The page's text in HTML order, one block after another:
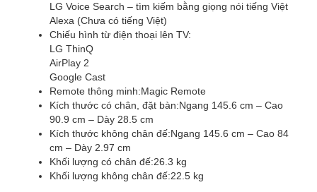
LG Voice Search – tìm kiếm bằng giọng nói tiếng Việt
Alexa (Chưa có tiếng Việt)
Chiếu hình từ điện thoại lên TV:
LG ThinQ
AirPlay 2
Google Cast
Remote thông minh:Magic Remote
Kích thước có chân, đặt bàn:Ngang 145.6 cm – Cao
90.9 cm – Dày 28.5 cm
Kích thước không chân đế:Ngang 145.6 cm – Cao 84
cm – Dày 2.97 cm
Khối lượng có chân đế:26.3 kg
Khối lượng không chân đế:22.5 kg